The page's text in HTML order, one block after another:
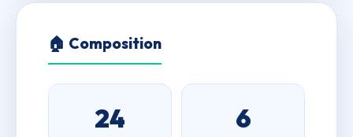
🏠 Composition
24 6